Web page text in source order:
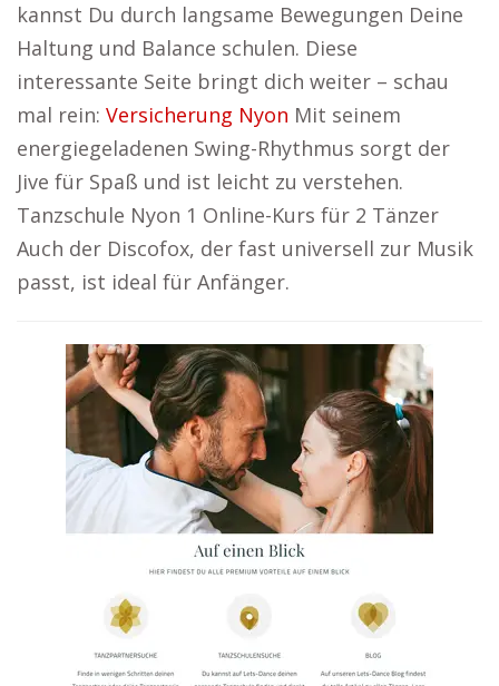
kannst Du durch langsame Bewegungen Deine
Haltung und Balance schulen. Diese
interessante Seite bringt dich weiter – schau
mal rein: Versicherung Nyon Mit seinem
energiegeladenen Swing-Rhythmus sorgt der
Jive für Spaß und ist leicht zu verstehen.
Tanzschule Nyon 1 Online-Kurs für 2 Tänzer
Auch der Discofox, der fast universell zur Musik
passt, ist ideal für Anfänger.